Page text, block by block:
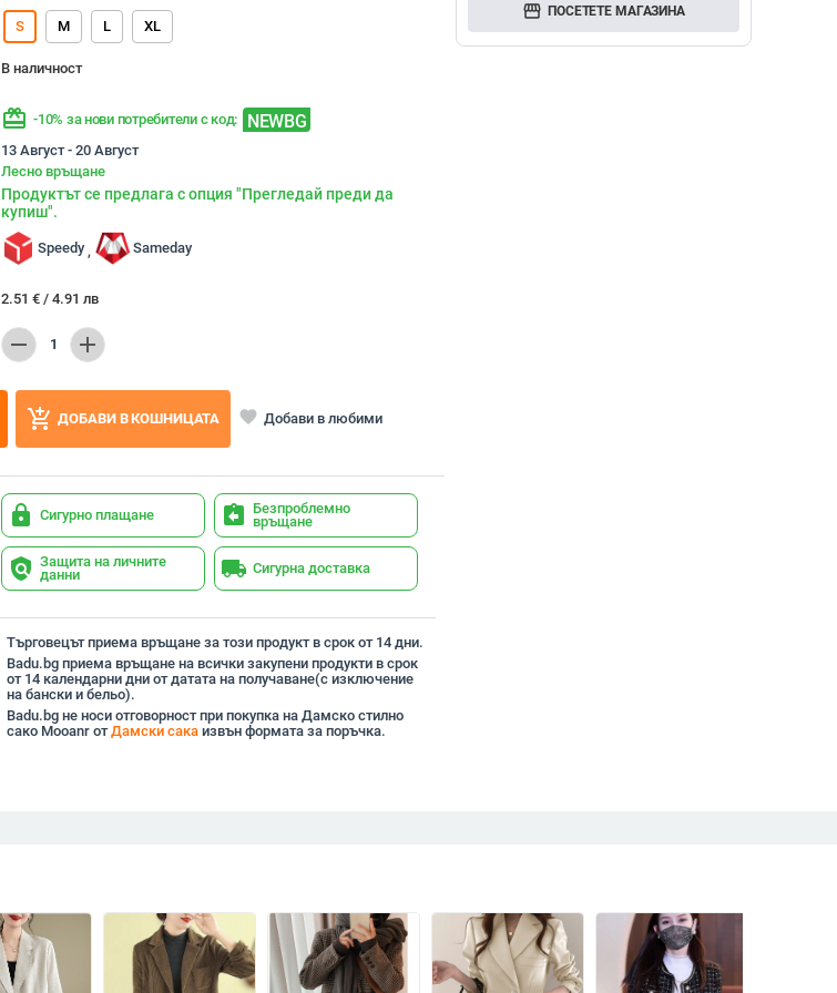
S M L XL
В наличност
redeem -10% за нови потребители с код: NEWBG
13 Август - 20 Август
Лесно връщане
Продуктът се предлага с опция "Прегледай преди да
купиш".
Speedy , Sameday
2.51 € / 4.91 лв
remove 1 add
add_shopping_cart ДОБАВИ В КОШНИЦАТА favorite Добави в любими
lock Сигурно плащане assignment_return Безпроблемно
връщане
policy Защита на личните
данни
local_shipping Сигурна доставка
Търговецът приема връщане за този продукт в срок от 14 дни.
Badu.bg приема връщане на всички закупени продукти в срок
от 14 календарни дни от датата на получаване(с изключение
на бански и бельо).
Badu.bg не носи отговорност при покупка на Дамско стилно
сако Mooanr отДамски сакаизвън формата за поръчка.
storefront ПОСЕТЕТЕ МАГАЗИНА